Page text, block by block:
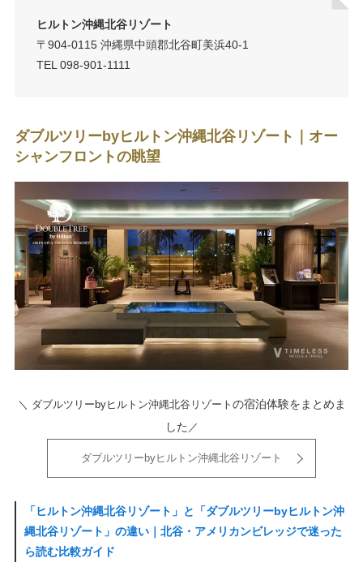
ヒルトン沖縄北谷リゾート
〒904-0115 沖縄県中頭郡北谷町美浜40-1
TEL 098-901-1111
ダブルツリーbyヒルトン沖縄北谷リゾート｜オー
シャンフロントの眺望
＼ ダブルツリーbyヒルトン沖縄北谷リゾート の宿泊体験をまとめま
した ／
ダブルツリーbyヒルトン沖縄北谷リゾート
「ヒルトン沖縄北谷リゾート」と「ダブルツリーbyヒルトン沖
縄北谷リゾート」の違い｜北谷・アメリカンビレッジで迷った
ら読む比較ガイド